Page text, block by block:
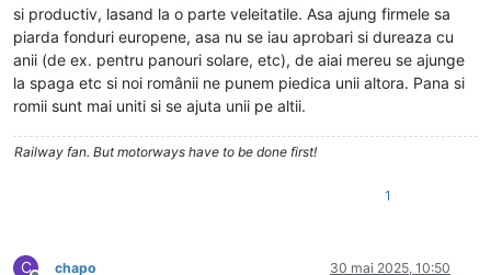
si productiv, lasand la o parte veleitatile. Asa ajung firmele sa
piarda fonduri europene, asa nu se iau aprobari si dureaza cu
anii (de ex. pentru panouri solare, etc), de aiai mereu se ajunge
la spaga etc si noi românii ne punem piedica unii altora. Pana si
romii sunt mai uniti si se ajuta unii pe altii.
Railway fan. But motorways have to be done first!
1
C chapo 30 mai 2025, 10:50